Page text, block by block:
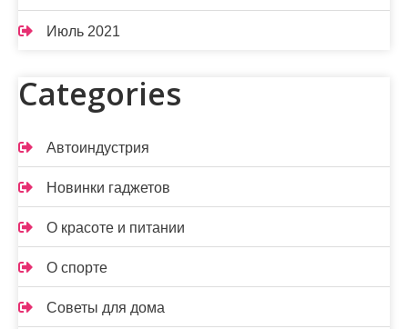
Июль 2021
Categories
Автоиндустрия
Новинки гаджетов
О красоте и питании
О спорте
Советы для дома